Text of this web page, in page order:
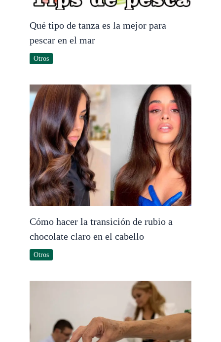
Qué tipo de tanza es la mejor para
pescar en el mar
Otros
Cómo hacer la transición de rubio a
chocolate claro en el cabello
Otros